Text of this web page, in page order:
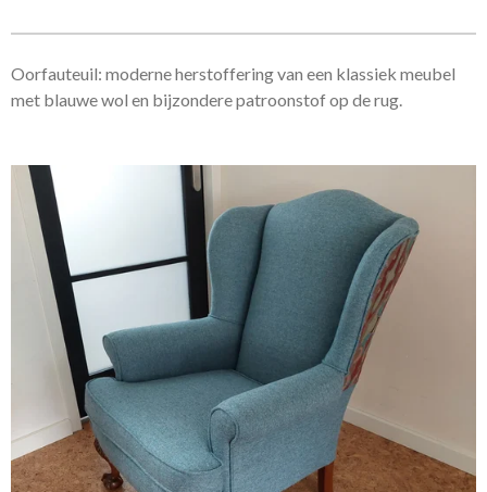
Oorfauteuil: moderne herstoffering van een klassiek meubel
met blauwe wol en bijzondere patroonstof op de rug.